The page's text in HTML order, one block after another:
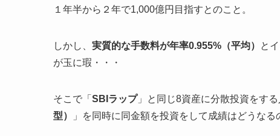
１年半から２年で1,000億円目指すとのこと。
しかし、 実質的な手数料が年率0.955%（平均）
と
が玉に瑕・・・
そこで「 SBIラップ」と同じ8資産に分散投資をす
型）
」を同時に同金額を投資をして成績はどうな